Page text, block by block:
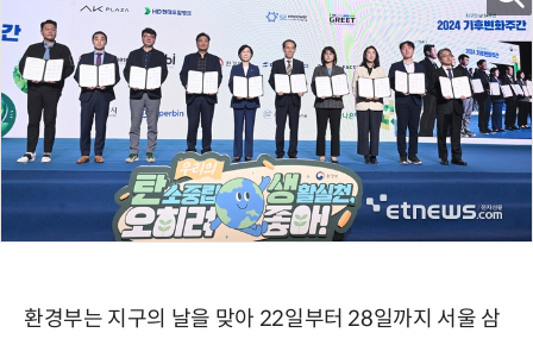
환경부는 지구의 날을 맞아 22일부터 28일까지 서울 삼